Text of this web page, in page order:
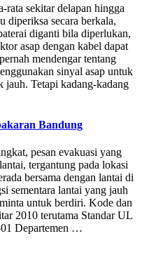
rata sekitar delapan hingga
diperiksa secara berkala,
diganti bila diperlukan,
asap dengan kabel dapat
mendengar tentang
sinyal asap untuk
jauh. Tetapi kadang-kadang
Bandung
pesan evakuasi yang
tergantung pada lokasi
bersama dengan lantai di
sementara lantai yang jauh
untuk berdiri. Kode dan
2010 terutama Standar UL
Departemen …